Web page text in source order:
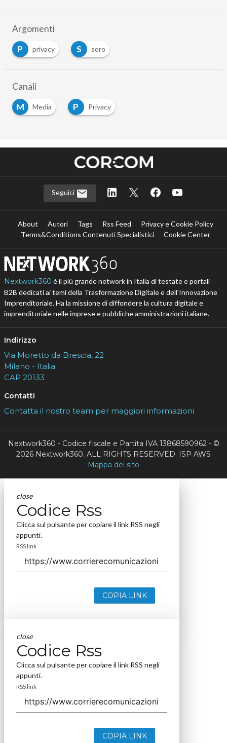
Argomenti
P
privacy S soro
Canali
M
Media P Privacy
Seguici
About Autori Tags Rss Feed
Privacy e Cookie Policy
Terms&Conditions Contenuti Specialistici
Cookie Center
Nextwork360 è il più grande network in Italia di testate e portali
B2B dedicati ai temi della Trasformazione Digitale e dell’Innovazione
Imprenditoriale. Ha la missione di diffondere la cultura digitale e
imprenditoriale nelle imprese e pubbliche amministrazioni italiane.
Indirizzo
Via Moretto da Brescia, 22
Milano - Italia
CAP 20133
Contatti
Contatta il nostro team per maggiori informazioni
Nextwork360 - Codice fiscale e Partita IVA 13868590962 - ©
2026 Nextwork360. ALL RIGHTS RESERVED. ISP AWS
Mappa del sito
close
Codice Rss
Clicca sul pulsante per copiare il link RSS negli
appunti.
RSS link
COPIA LINK
close
Codice Rss
Clicca sul pulsante per copiare il link RSS negli
appunti.
RSS link
COPIA LINK